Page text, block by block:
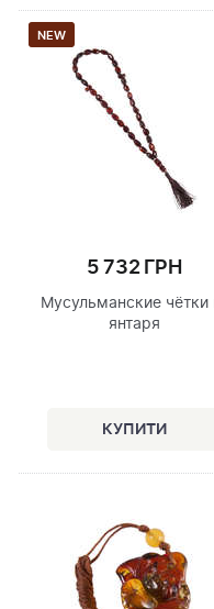
NEW
5 732 ГРН
Мусульманские чётки
янтаря